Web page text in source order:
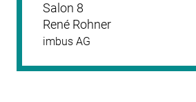
Salon 8
René Rohner
imbus AG